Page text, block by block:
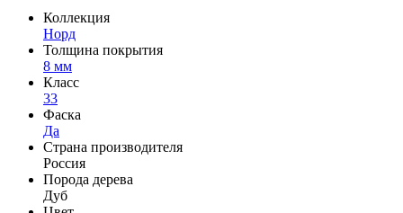
Коллекция
Норд
Толщина покрытия
8 мм
Класс
33
Фаска
Да
Страна производителя
Россия
Порода дерева
Дуб